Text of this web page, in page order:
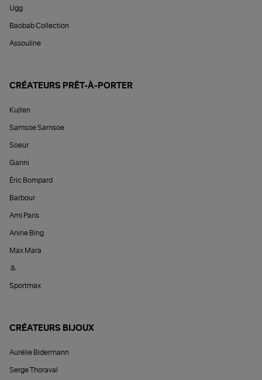
Ugg
Baobab Collection
Assouline
CRÉATEURS PRÊT-À-PORTER
Kujten
Samsoe Samsoe
Soeur
Ganni
Éric Bompard
Barbour
Ami Paris
Anine Bing
Max Mara
&
Sportmax
CRÉATEURS BIJOUX
Aurélie Bidermann
Serge Thoraval